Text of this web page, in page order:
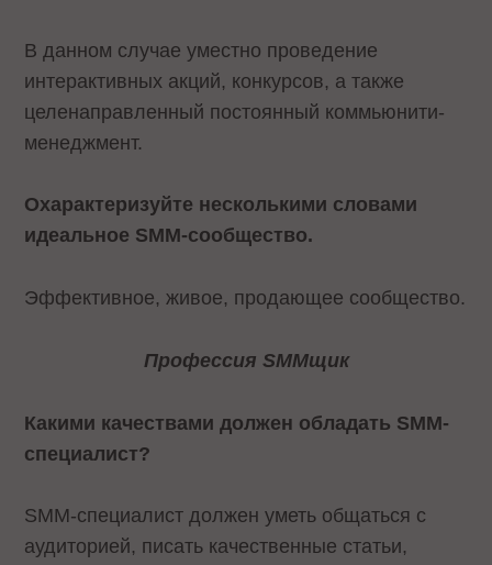
В данном случае уместно проведение
интерактивных акций, конкурсов, а также
целенаправленный постоянный коммьюнити-
менеджмент.
Охарактеризуйте несколькими словами
идеальное SMM-сообщество.
Эффективное, живое, продающее сообщество.
Профессия SMMщик
Какими качествами должен обладать SMM-
специалист?
SMM-специалист должен уметь общаться с
аудиторией, писать качественные статьи,